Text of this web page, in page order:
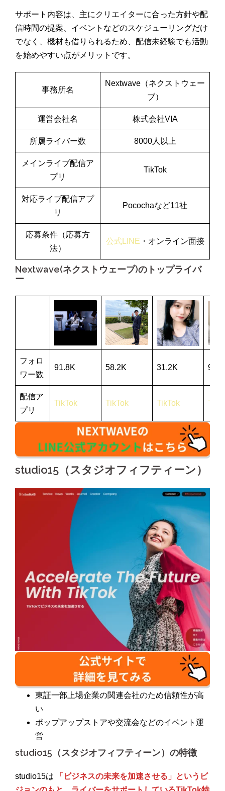
サポート内容は、主にクリエイターに合った方針や配
信時間の提案、イベントなどのスケジューリングだけ
でなく、機材も借りられるため、配信未経験でも活動
を始めやすい点がメリットです。
事務所名
Nextwave（ネクストウェー
ブ）
運営会社名 株式会社VIA
所属ライバー数 8000人以上
メインライブ配信ア
プリ
TikTok
対応ライブ配信アプ
リ
Pocochaなど11社
応募条件（応募方
法）
公式LINE ・オンライン面接
Nextwave(ネクストウェーブ)のトップライバ
ー
フォロ
ワー数
91.8K 58.2K 31.2K
配信ア
プリ
TikTok TikTok TikTok
studio15（スタジオフィフティーン）
東証一部上場企業の関連会社のため信頼性が高
い
ポップアップストアや交流会などのイベント運
営
studio15（スタジオフィフティーン）の特徴
studio15は
「ビジネスの未来を加速させる」というビ